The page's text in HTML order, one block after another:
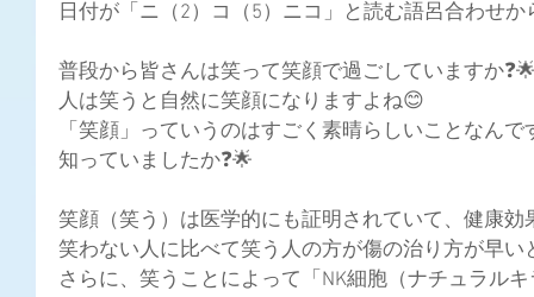
日付が「ニ（2）コ（5）ニコ」と読む語呂合わせか
普段から皆さんは笑って笑顔で過ごしていますか
人は笑うと自然に笑顔になりますよね😊
「笑顔」っていうのはすごく素晴らしいことなんで
知っていましたか❓🌟
笑顔（笑う）は医学的にも証明されていて、健康
笑わない人に比べて笑う人の方が傷の治り方が早い
さらに、笑うことによって「NK細胞（ナチュラル